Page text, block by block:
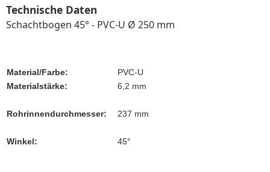
Technische Daten
Schachtbogen 45° - PVC-U Ø 250 mm
Material/Farbe:
PVC-U
Materialstärke:
6,2 mm
Rohrinnendurchmesser: 237 mm
Winkel: 45°